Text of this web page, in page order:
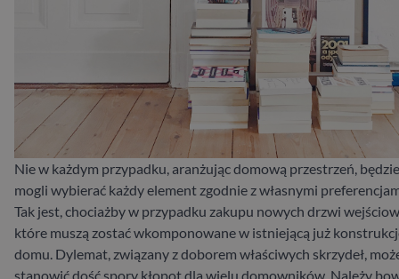
Nie w każdym przypadku, aranżując domową przestrzeń,
mogli wybierać każdy element zgodnie z własnymi
Tak jest, chociażby w przypadku zakupu nowych drzwi
które muszą zostać wkomponowane w istniejącą już
domu. Dylemat, związany z doborem właściwych skrzydeł,
stanowić dość spory kłopot dla wielu domowników. Należy